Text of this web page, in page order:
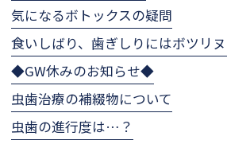
気になるボトックスの疑問
食いしばり、歯ぎしりにはボツリ
◆GW休みのお知らせ◆
虫歯治療の補綴物について
虫歯の進行度は…？